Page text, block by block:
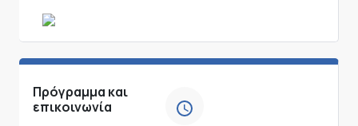
Πρόγραμμα και
επικοινωνία